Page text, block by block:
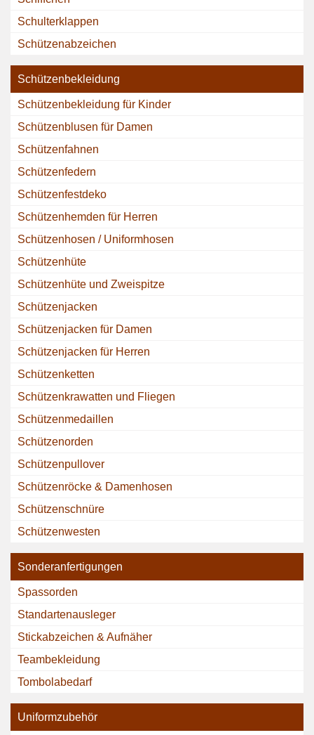
Schulterklappen
Schützenabzeichen
Schützenbekleidung
Schützenbekleidung für Kinder
Schützenblusen für Damen
Schützenfahnen
Schützenfedern
Schützenfestdeko
Schützenhemden für Herren
Schützenhosen / Uniformhosen
Schützenhüte
Schützenhüte und Zweispitze
Schützenjacken
Schützenjacken für Damen
Schützenjacken für Herren
Schützenketten
Schützenkrawatten und Fliegen
Schützenmedaillen
Schützenorden
Schützenpullover
Schützenröcke & Damenhosen
Schützenschnüre
Schützenwesten
Sonderanfertigungen
Spassorden
Standartenausleger
Stickabzeichen & Aufnäher
Teambekleidung
Tombolabedarf
Uniformzubehör